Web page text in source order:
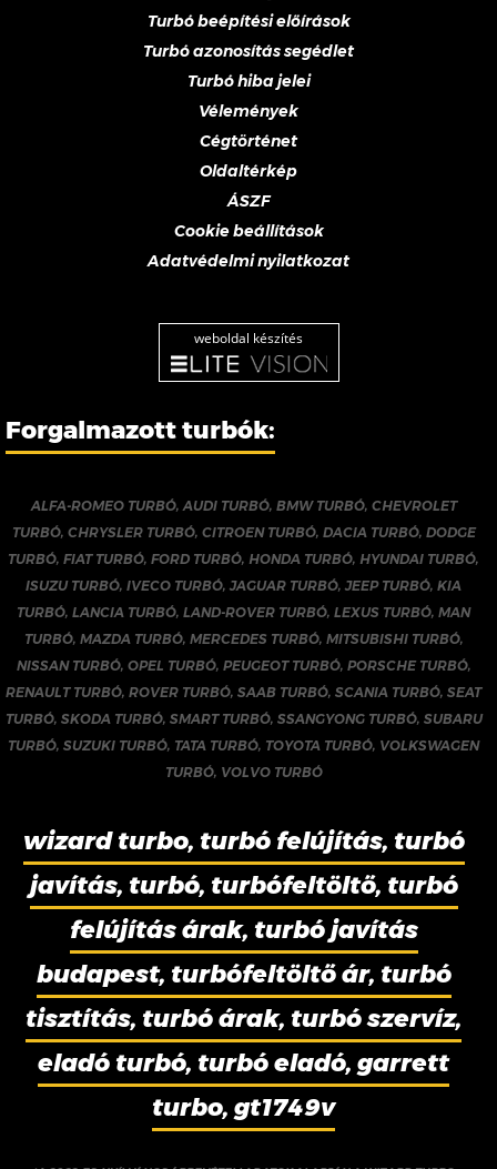
Turbó beépítési előírások
Turbó azonosítás segédlet
Turbó hiba jelei
Vélemények
Cégtörténet
Oldaltérkép
ÁSZF
Cookie beállítások
Adatvédelmi nyilatkozat
weboldal készítés
Forgalmazott turbók:
ALFA-ROMEO TURBÓ,AUDI TURBÓ, BMW TURBÓ, CHEVROLET
TURBÓ, CHRYSLER TURBÓ, CITROEN TURBÓ, DACIA TURBÓ, DODGE
TURBÓ,FIAT TURBÓ,FORD TURBÓ, HONDA TURBÓ, HYUNDAI TURBÓ,
ISUZU TURBÓ,IVECO TURBÓ,JAGUAR TURBÓ,JEEP TURBÓ,KIA
TURBÓ,LANCIA TURBÓ,LAND-ROVER TURBÓ,LEXUS TURBÓ,MAN
TURBÓ, MAZDA TURBÓ, MERCEDES TURBÓ, MITSUBISHI TURBÓ,
NISSAN TURBÓ, OPEL TURBÓ, PEUGEOT TURBÓ, PORSCHE TURBÓ,
RENAULT TURBÓ,ROVER TURBÓ,SAAB TURBÓ,SCANIA TURBÓ,SEAT
TURBÓ, SKODA TURBÓ, SMART TURBÓ, SSANGYONG TURBÓ, SUBARU
TURBÓ,SUZUKI TURBÓ, TATA TURBÓ, TOYOTA TURBÓ, VOLKSWAGEN
TURBÓ, VOLVO TURBÓ
wizard turbo, turbó felújítás, turbó
javítás, turbó, turbófeltöltő, turbó
felújítás árak, turbó javítás
budapest, turbófeltöltő ár, turbó
tisztítás, turbó árak, turbó szervíz,
eladó turbó, turbó eladó, garrett
turbo, gt1749v